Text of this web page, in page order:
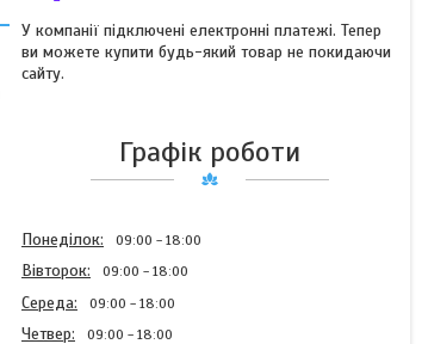
У компанії підключені електронні платежі. Тепер
ви можете купити будь-який товар не покидаючи
сайту.
Графік роботи
Понеділок 09:00 18:00
Вівторок 09:00 18:00
Середа 09:00 18:00
Четвер 09:00 18:00